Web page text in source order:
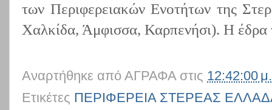
των Περιφερειακών Ενοτήτων της
Χαλκίδα, Άμφισσα, Καρπενήσι). Η έδρα
Αναρτήθηκε από ΑΓΡΑΦΑ στις 12:42:00
Ετικέτες ΠΕΡΙΦΕΡΕΙΑ ΣΤΕΡΕΑΣ